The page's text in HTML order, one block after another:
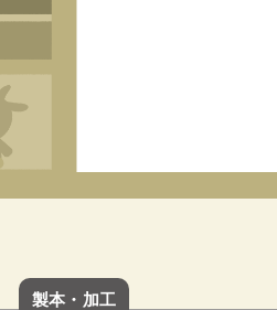
製本・加工